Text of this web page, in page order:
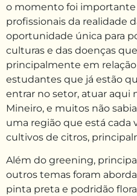
o momento foi importante
profissionais da realidade
oportunidade única para
culturas e das doenças
principalmente em
estudantes que já estão
entrar no setor, atuar aqui
Mineiro, e muitos não
uma região que está cada
cultivos de citros,
Além do greening,
outros temas foram
pinta preta e podridão